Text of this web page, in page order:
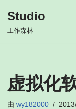
跳
Studio
工作森林
虚拟化
由 wy182000